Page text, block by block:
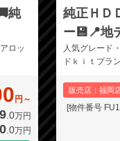
純
ロッ
円～
.0万円
.0万円
純正ＨＤ
ー💾📍地
人気グレード
ドｋｉｔプラ
販売店：福岡
[物件番号